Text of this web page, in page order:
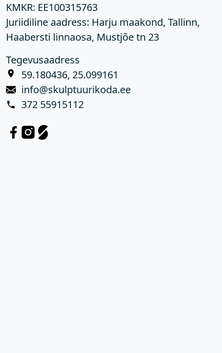
KMKR: EE100315763
Juriidiline aadress: Harju maakond, Tallinn,
Haabersti linnaosa, Mustjõe tn 23
Tegevusaadress
59.180436, 25.099161
info@skulptuurikoda.ee
372 55915112